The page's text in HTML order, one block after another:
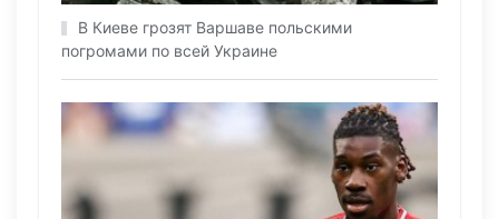
В Киеве грозят Варшаве польскими
погромами по всей Украине